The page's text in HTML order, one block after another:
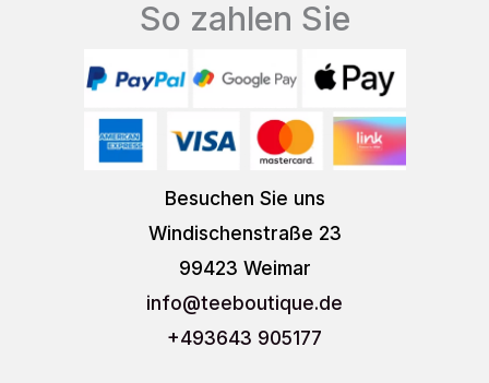
So zahlen Sie
Besuchen Sie uns
Windischenstraße 23
99423 Weimar
info@teeboutique.de
+493643 905177